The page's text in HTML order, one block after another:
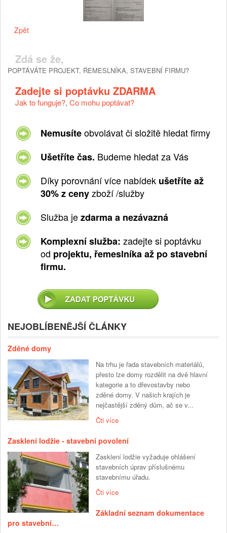
Zpět
Zdá se že,
POPTÁVÁTE PROJEKT, ŘEMESLNÍKA, STAVEBNÍ FIRMU?
Zadejte si poptávku ZDARMA
Jak to funguje?, Co mohu poptávat?
Nemusíteobvolávat či složitě hledat firmy
Ušetříte čas. Budeme hledat za Vás
Díky porovnání více nabídek ušetříte až
30% z cenyzboží /služby
Služba jezdarma a nezávazná
Komplexní služba: zadejte si poptávku
od projektu, řemeslníka až po stavební
firmu.
NEJOBLÍBENĚJŠÍ ČLÁNKY
Zděné domy
Na trhu je řada stavebních materiálů,
přesto lze domy rozdělit na dvě hlavní
kategorie a to dřevostavby nebo
zděné domy. V našich krajích je
nejčastější zděný dům, ač se v...
Čti více
Zasklení lodžie - stavební povolení
Zasklení lodžie vyžaduje ohlášení
stavebních úprav příslušnému
stavebnímu úřadu.
Čti více
Základní seznam dokumentace
pro stavební…